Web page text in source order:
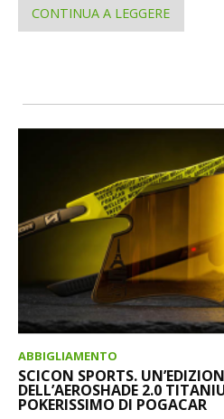
CONTINUA A LEGGERE
ABBIGLIAMENTO
SCICON SPORTS.
DELL’AEROSHADE 2.0
POKERISSIMO DI POGACAR